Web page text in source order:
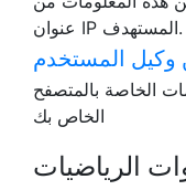
عنوان IP المستهدف.
وكيل المستخدم
الخاصة بالمتصفح
الخاص بك
الرياضيات